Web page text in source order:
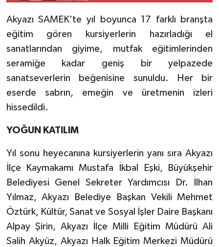
Akyazı SAMEK'te yıl boyunca 17 farklı branşta
eğitim gören kursiyerlerin hazırladığı el
sanatlarından giyime, mutfak eğitimlerinden
seramiğe kadar geniş bir yelpazede
sanatseverlerin beğenisine sunuldu. Her bir
eserde sabrın, emeğin ve üretmenin izleri
hissedildi.
YOĞUN KATILIM
Yıl sonu heyecanına kursiyerlerin yanı sıra Akyazı
İlçe Kaymakamı Mustafa İkbal Eşki, Büyükşehir
Belediyesi Genel Sekreter Yardımcısı Dr. İlhan
Yılmaz, Akyazı Belediye Başkan Vekili Mehmet
Öztürk, Kültür, Sanat ve Sosyal İşler Daire Başkanı
Alpay Şirin, Akyazı İlçe Milli Eğitim Müdürü Ali
Salih Akyüz, Akyazı Halk Eğitim Merkezi Müdürü